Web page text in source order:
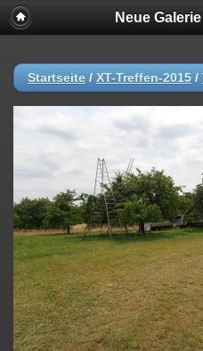
Neue
Startseite / XT-Treffen-2015 /